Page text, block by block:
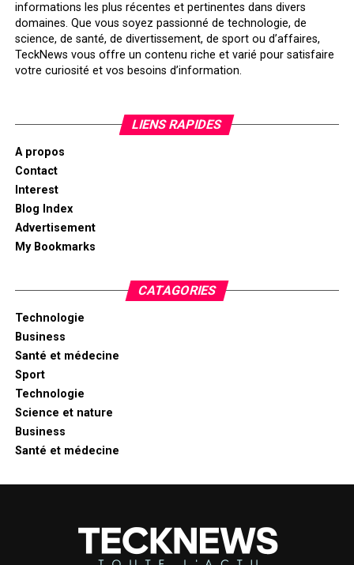
informations les plus récentes et pertinentes dans divers
domaines. Que vous soyez passionné de technologie, de
science, de santé, de divertissement, de sport ou d’affaires,
TeckNews vous offre un contenu riche et varié pour satisfaire
votre curiosité et vos besoins d’information.
LIENS RAPIDES
A propos
Contact
Interest
Blog Index
Advertisement
My Bookmarks
CATAGORIES
Technologie
Business
Santé et médecine
Sport
Technologie
Science et nature
Business
Santé et médecine